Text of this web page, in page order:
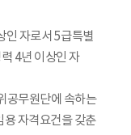
인 자로서 5급특별
4년 이상인 자
공무원단에 속하는
용 자격요건을 갖춘